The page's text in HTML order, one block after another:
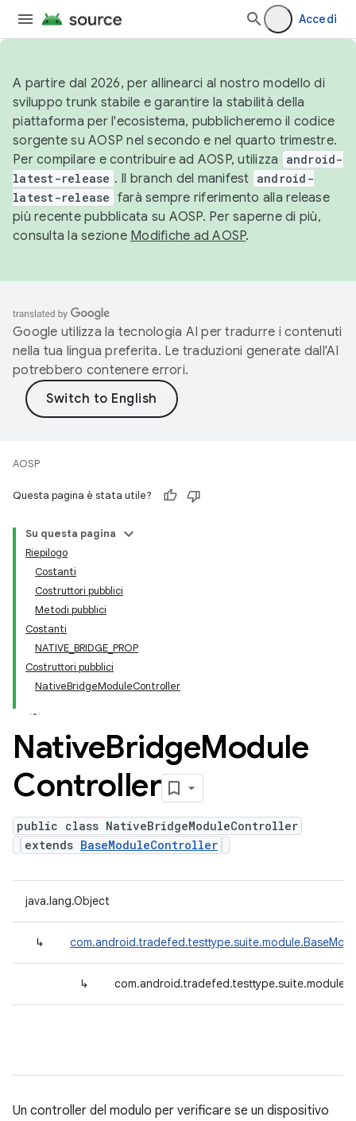
Accedi
A partire dal 2026, per allinearci al nostro modello di
sviluppo trunk stabile e garantire la stabilità della
piattaforma per l'ecosistema, pubblicheremo il codice
sorgente su AOSP nel secondo e nel quarto trimestre.
Per compilare e contribuire ad AOSP, utilizza
android-
latest-release . Il branch del manifest android-
latest-release farà sempre riferimento alla release
più recente pubblicata su AOSP. Per saperne di più,
consulta la sezione Modifiche ad AOSP.
Google utilizza la tecnologia AI per tradurre i contenuti
nella tua lingua preferita. Le traduzioni generate dall'AI
potrebbero contenere errori.
AOSP
Questa pagina è stata utile?
Su questa pagina
Riepilogo
Costanti
Costruttori pubblici
Metodi pubblici
Costanti
NATIVE_BRIDGE_PROP
Costruttori pubblici
NativeBridgeModuleController
NativeBridgeModule
Controller
public class NativeBridgeModuleController
extends BaseModuleController
java.lang.Object
↳
↳
Un controller del modulo per verificare se un dispositivo